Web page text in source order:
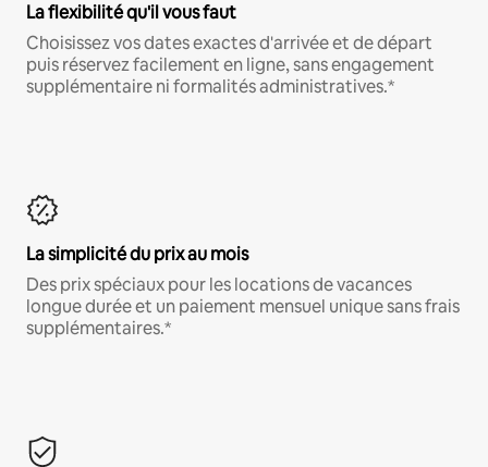
La flexibilité qu'il vous faut
Choisissez vos dates exactes d'arrivée et de départ
puis réservez facilement en ligne, sans engagement
supplémentaire ni formalités administratives.*
La simplicité du prix au mois
Des prix spéciaux pour les locations de vacances
longue durée et un paiement mensuel unique sans frais
supplémentaires.*